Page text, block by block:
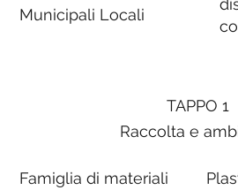
Municipali Locali
TAPPO 1
Raccolta e
Famiglia di materiali